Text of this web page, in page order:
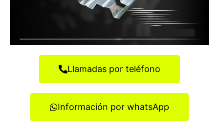
Llamadas por teléfono
Información por whatsApp